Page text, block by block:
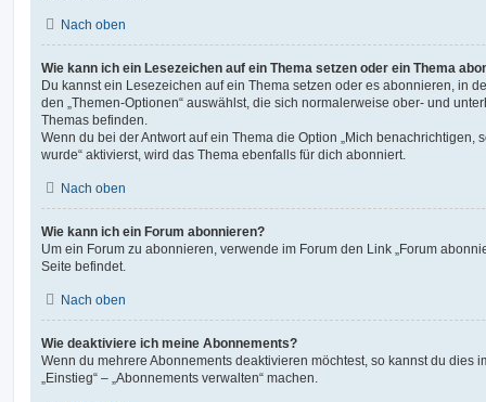
Nach oben
Wie kann ich ein Lesezeichen auf ein Thema setzen oder ein Thema
Du kannst ein Lesezeichen auf ein Thema setzen oder es abonnieren, in
den „Themen-Optionen“ auswählst, die sich normalerweise ober- und
Themas befinden.
Wenn du bei der Antwort auf ein Thema die Option „Mich benachrichtigen,
wurde“ aktivierst, wird das Thema ebenfalls für dich abonniert.
Nach oben
Wie kann ich ein Forum abonnieren?
Um ein Forum zu abonnieren, verwende im Forum den Link „Forum
Seite befindet.
Nach oben
Wie deaktiviere ich meine Abonnements?
Wenn du mehrere Abonnements deaktivieren möchtest, so kannst du dies
„Einstieg“ – „Abonnements verwalten“ machen.